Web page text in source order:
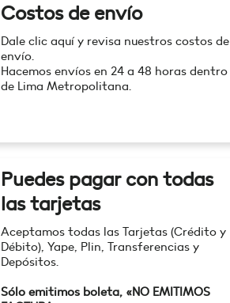
Costos de envío
Dale clic aquí y revisa nuestros costos de
envío.
Hacemos envíos en 24 a 48 horas dentro
de Lima Metropolitana.
Puedes pagar con todas
las tarjetas
Aceptamos todas las Tarjetas (Crédito y
Débito), Yape, Plin, Transferencias y
Depósitos.
Sólo emitimos boleta, «NO EMITIMOS